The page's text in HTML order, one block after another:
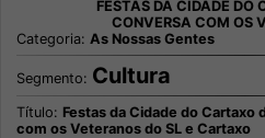
Categoria: As Nossas Gentes
Segmento: Cultura
Título: Festas da Cidade do Cartaxo
com os Veteranos do SL e Cartaxo